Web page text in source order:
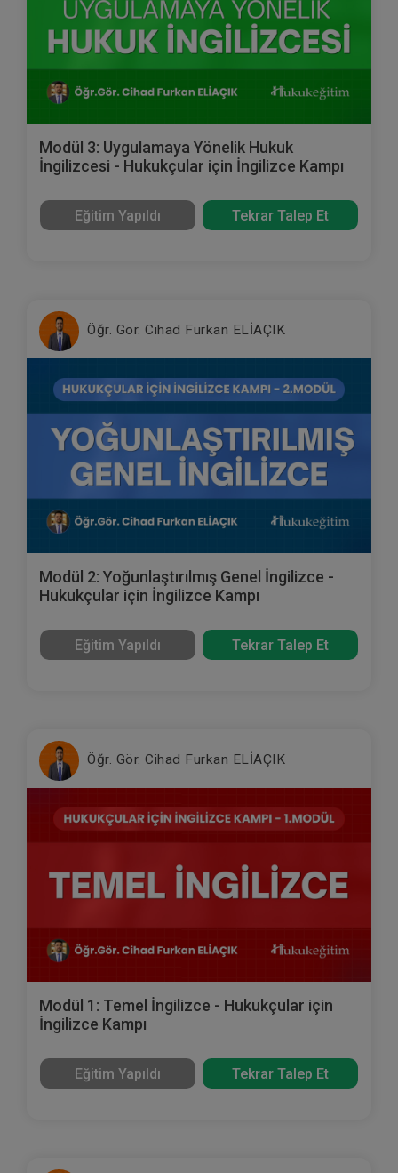
Modül 3: Uygulamaya Yönelik Hukuk
İngilizcesi - Hukukçular için İngilizce Kampı
Eğitim Yapıldı Tekrar Talep Et
Öğr. Gör. Cihad Furkan ELİAÇIK
Modül 2: Yoğunlaştırılmış Genel İngilizce -
Hukukçular için İngilizce Kampı
Eğitim Yapıldı Tekrar Talep Et
Öğr. Gör. Cihad Furkan ELİAÇIK
Modül 1: Temel İngilizce - Hukukçular için
İngilizce Kampı
Eğitim Yapıldı Tekrar Talep Et